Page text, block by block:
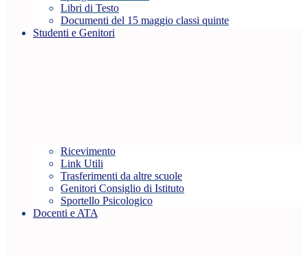
Libri di Testo
Documenti del 15 maggio classi quinte
Studenti e Genitori
Ricevimento
Link Utili
Trasferimenti da altre scuole
Genitori Consiglio di Istituto
Sportello Psicologico
Docenti e ATA